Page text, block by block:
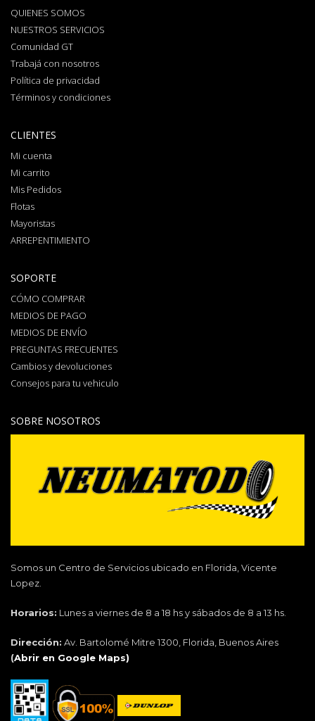
QUIENES SOMOS
NUESTROS SERVICIOS
Comunidad GT
Trabajá con nosotros
Política de privacidad
Términos y condiciones
CLIENTES
Mi cuenta
Mi carrito
Mis Pedidos
Flotas
Mayoristas
ARREPENTIMIENTO
SOPORTE
CÓMO COMPRAR
MEDIOS DE PAGO
MEDIOS DE ENVÍO
PREGUNTAS FRECUENTES
Cambios y devoluciones
Consejos para tu vehiculo
SOBRE NOSOTROS
Somos un Centro de Servicios ubicado en Florida, Vicente
Lopez.
Horarios: Lunes a viernes de 8 a 18 hs y sábados de 8 a 13 hs.
Dirección: Av. Bartolomé Mitre 1300, Florida, Buenos Aires
(Abrir en Google Maps)